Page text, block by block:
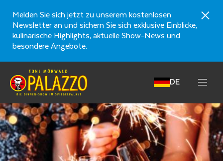
Melden Sie sich jetzt zu unserem kostenlosen
Newsletter an und sichern Sie sich exklusive Einblicke,
kulinarische Highlights, aktuelle Show-News und
besondere Angebote.
DE